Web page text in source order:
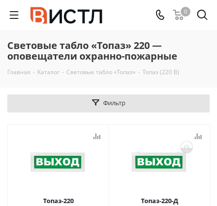
0
Световые табло «Топаз» 220 —
оповещатели охранно-пожарные
Главная - Каталог - Световые табло «Топаз» - Топаз (220 В)
Фильтр
Топаз-220 Топаз-220-Д